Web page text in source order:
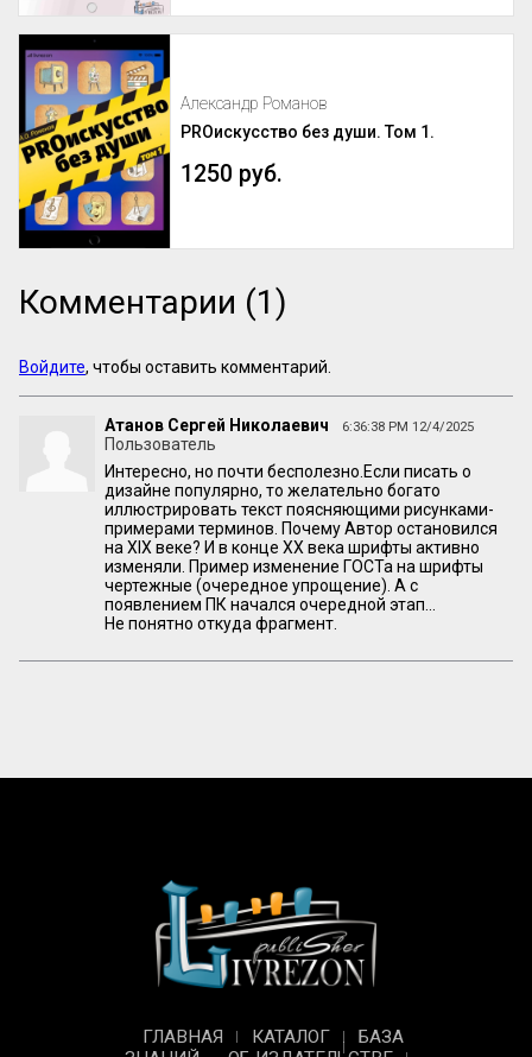
Александр Романов
PROискусство без души. Том 1.
1250 руб.
Комментарии (1)
Войдите, чтобы оставить комментарий.
Атанов Сергей Николаевич 6:36:38 PM 12/4/2025
Пользователь
Интересно, но почти бесполезно.Если писать о
дизайне популярно, то желательно богато
иллюстрировать текст поясняющими рисунками-
примерами терминов. Почему Автор остановился
на XIX веке? И в конце XX века шрифты активно
изменяли. Пример изменение ГОСТа на шрифты
чертежные (очередное упрощение). А с
появлением ПК начался очередной этап...
Не понятно откуда фрагмент.
ГЛАВНАЯ КАТАЛОГ
БАЗА